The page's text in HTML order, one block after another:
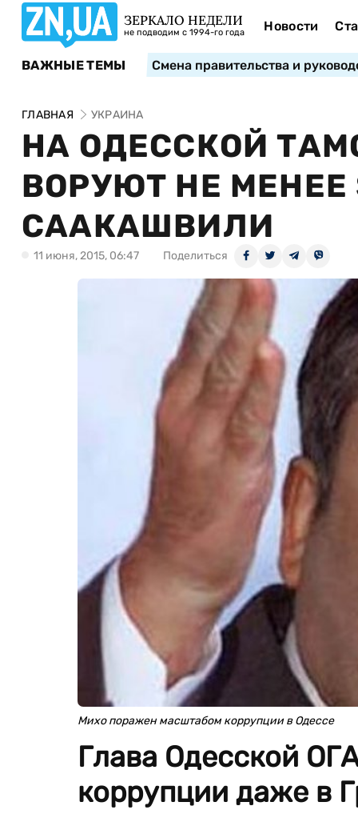
ЗЕРКАЛО НЕДЕЛИ
не подводим с 1994-го года Новости
ВАЖНЫЕ ТЕМЫ Смена правительства и
ГЛАВНАЯ УКРАИНА
НА ОДЕССКОЙ
ВОРУЮТ НЕ МЕНЕЕ
СААКАШВИЛИ
11 июня, 2015, 06:47 Поделиться
Михо поражен масштабом коррупции в Одессе
Глава Одесской
коррупции даже в